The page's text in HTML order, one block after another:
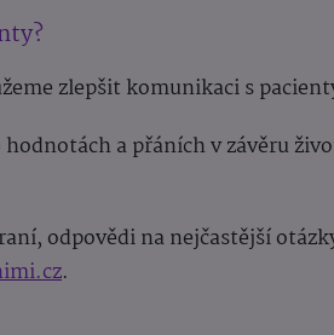
zlepšit komunikaci s
a přáních v závěru
odpovědi na nejčastější
.